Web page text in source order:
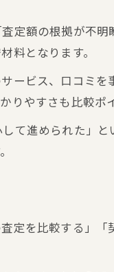
定額の根拠が不明
料となります。
ービス、口コミを
やすさも比較ポ
て進められた」と
定を比較する」「